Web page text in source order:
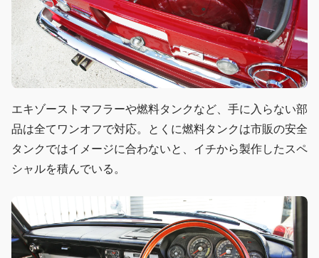
エキゾーストマフラーや燃料タンクなど、手に入らない部
品は全てワンオフで対応。とくに燃料タンクは市販の安全
タンクではイメージに合わないと、イチから製作したスペ
シャルを積んでいる。